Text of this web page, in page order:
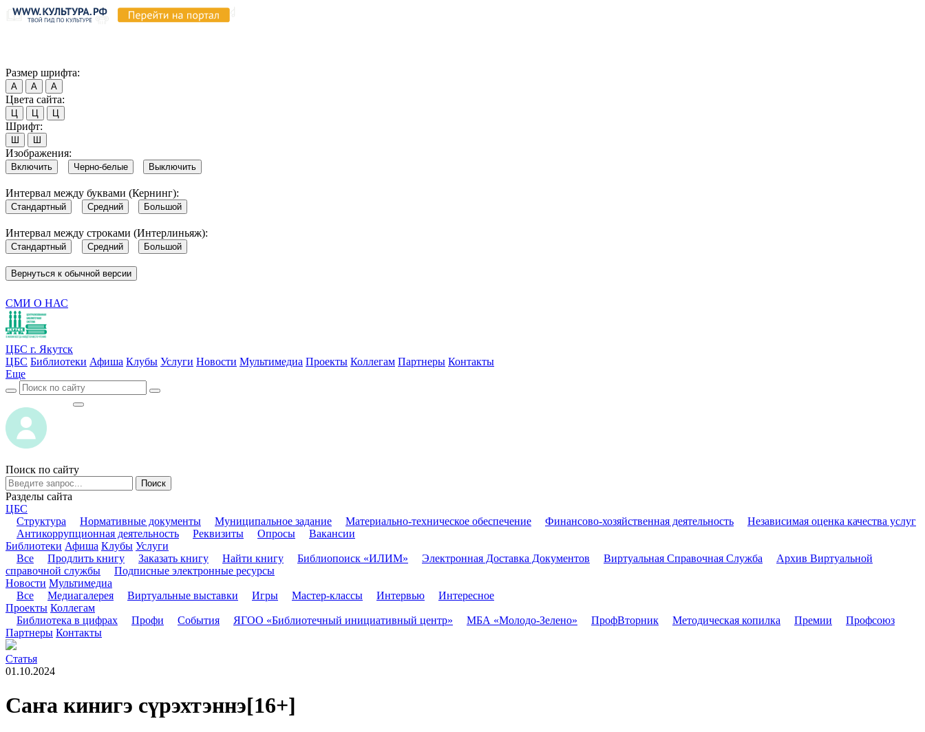
Размер шрифта:
А А А
Цвета сайта:
Ц Ц Ц
Шрифт:
Ш Ш
Изображения:
Включить Черно-белые Выключить
Интервал между буквами (Кернинг):
Стандартный Средний Большой
Интервал между строками (Интерлиньяж):
Стандартный Средний Большой
Вернуться к обычной версии
СМИ О НАС
ЦБС г. Якутск
ЦБС Библиотеки Афиша Клубы Услуги Новости Мультимедиа Проекты Коллегам Партнеры Контакты
Еще
Поиск по сайту
Поиск
Разделы сайта
ЦБС
Структура
Нормативные документы Муниципальное задание Материально-техническое обеспечение Финансово-хозяйственная деятельность
Независимая оценка качества услуг
Антикоррупционная деятельность
Реквизиты Опросы
Вакансии
Библиотеки Афиша Клубы Услуги
Все
Продлить книгу Заказать книгу Найти книгу Библиопоиск «ИЛИМ» Электронная Доставка Документов Виртуальная Справочная Служба
Архив Виртуальной
справочной службы
Подписные электронные ресурсы
Новости Мультимедиа
Все
Медиагалерея Виртуальные выставки Игры Мастер-классы Интервью
Интересное
Проекты Коллегам
Библиотека в цифрах
Профи События ЯГОО «Библиотечный инициативный центр» МБА «Молодо-Зелено» ПрофВторник Методическая копилка Премии
Профсоюз
Партнеры Контакты
Статья
01.10.2024
Саҥа кинигэ сүрэхтэннэ[16+]